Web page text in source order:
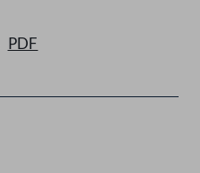
PDF